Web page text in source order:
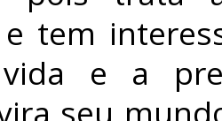
tem
e a
seu